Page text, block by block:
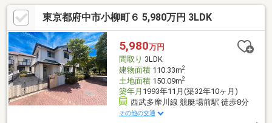
歩18分（自転車５分）■広い駐車スペース（大型車＋自転車４
台）と広い庭（南側）、4方向窓・各室２面採光■固定階段付のグ
ルニエ約6.0帖はあなたの生活のゆとりをUPいたします■サッシは
全室ペアガラス採用、給湯器はエコジョーズ採用■LDK14.8帖の隣
には和室4.5帖、2階には7.5帖の洋室・5.3帖洋室・5.3帖の洋室が
あり収納率は15.96%
東京都府中市小柳町６ 5,980万円 3LDK
5,980万円
間取り 3LDK
建物面積110.33m2
土地面積150.09m2
築年月 1993年11月(築32年10ヶ月)
西武多摩川線 競艇場前駅 徒歩8分
その他の交通